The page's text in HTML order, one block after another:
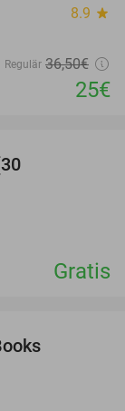
8.9 star
Regulär 36,50€
25€
Gratis